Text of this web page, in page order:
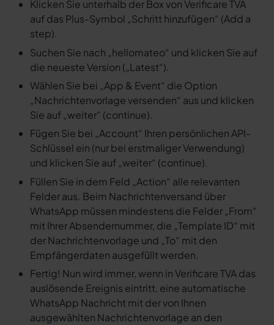
Klicken Sie unterhalb der Box von Verificare TVA
auf das Plus-Symbol „Schritt hinzufügen“ (Add a
step).
Suchen Sie nach „hellomateo“ und klicken Sie auf
die neueste Version („Latest“).
Wählen Sie bei „App & Event“ die Option
„Nachrichtenvorlage versenden“ aus und klicken
Sie auf „weiter“ (continue).
Fügen Sie bei „Account“ Ihren persönlichen API-
Schlüssel ein (nur bei erstmaliger Verwendung)
und klicken Sie auf „weiter“ (continue).
Füllen Sie in dem Feld „Action“ alle relevanten
Felder aus. Beim Nachrichtenversand über
WhatsApp müssen mindestens die Felder „From“
mit Ihrer Absendernummer, die „Template ID“ mit
der Nachrichtenvorlage und „To“ mit den
Empfängerdaten ausgefüllt werden.
Fertig! Nun wird immer, wenn in Verificare TVA das
auslösende Ereignis eintritt, eine automatische
WhatsApp Nachricht mit der von Ihnen
ausgewählten Nachrichtenvorlage an den